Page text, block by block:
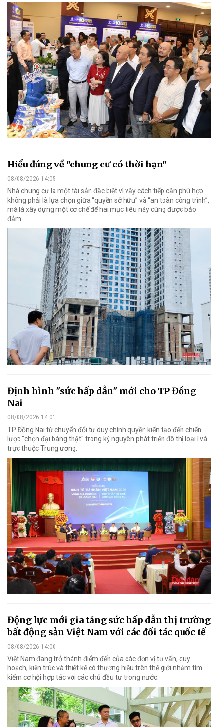
Hiểu đúng về "chung cư có thời hạn"
08/08/2026 14:05
Nhà chung cư là một tài sản đặc biệt vì vậy cách tiếp cận phù hợp
không phải là lựa chọn giữa “quyền sở hữu” và “an toàn công trình”,
mà là xây dựng một cơ chế để hai mục tiêu này cùng được bảo
đảm.
Định hình "sức hấp dẫn" mới cho TP Đồng
Nai
08/08/2026 14:01
TP Đồng Nai từ chuyển đổi tư duy chính quyền kiến tạo đến chiến
lược "chọn đại bàng thật" trong kỷ nguyên phát triển đô thị loại I và
trực thuộc Trung ương.
Động lực mới gia tăng sức hấp dẫn thị trường
bất động sản Việt Nam với các đối tác quốc tế
08/08/2026 14:00
Việt Nam đang trở thành điểm đến của các đơn vị tư vấn, quy
hoạch, kiến trúc và thiết kế có thương hiệu trên thế giới nhằm tìm
kiếm cơ hội hợp tác với các chủ đầu tư trong nước.